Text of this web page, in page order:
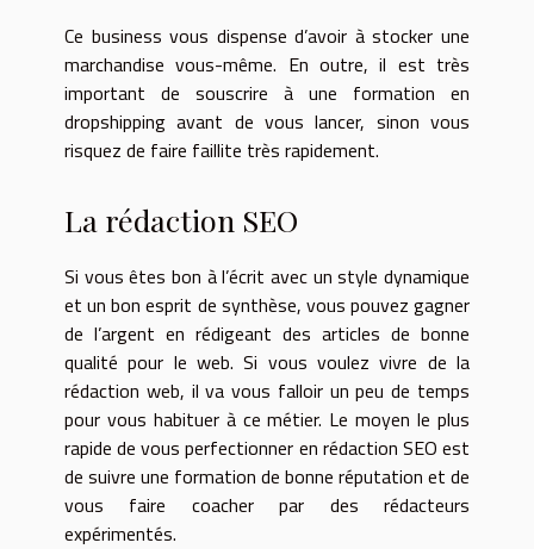
Ce business vous dispense d’avoir à stocker une
marchandise vous-même. En outre, il est très
important de souscrire à une formation en
dropshipping avant de vous lancer, sinon vous
risquez de faire faillite très rapidement.
La rédaction SEO
Si vous êtes bon à l’écrit avec un style dynamique
et un bon esprit de synthèse, vous pouvez gagner
de l’argent en rédigeant des articles de bonne
qualité pour le web. Si vous voulez vivre de la
rédaction web, il va vous falloir un peu de temps
pour vous habituer à ce métier. Le moyen le plus
rapide de vous perfectionner en rédaction SEO est
de suivre une formation de bonne réputation et de
vous faire coacher par des rédacteurs
expérimentés.